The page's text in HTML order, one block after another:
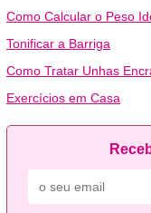
Como Calcular o Peso
Tonificar a Barriga
Como Tratar Unhas
Exercícios em Casa